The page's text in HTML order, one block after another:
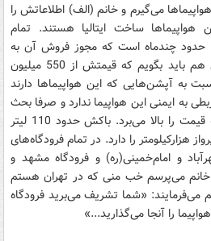
هواپیماها می‌گیرم و خانم (الف) اطلاعاتش را
هواپیماها ساخت ایتالیا هستند. تمام
حدود چندماه است که مجوز فروش آن به
عموم صادر شده. از اطلاعاتش هم باید بگویم که قیمتش از 550 میلیون
تومان نسبت به آپشن‌هایی که این هواپیماها دارند
به ایمنی این هواپیما ندارد و صرفا بحث
روی آپشن‌های هواپیماست که قیمت را بالا می‌برد. باکش حدود 110 لیتر
هزارکیلومتر را دارد. در تمام فرودگاه‌های
و امام‌خمینی(ره) و فرودگاه مشهد و
خانم می‌پرسم خب منی که در تهران هستم
می‌فرمایند: «شما تشریف می‌برید فرودگاه